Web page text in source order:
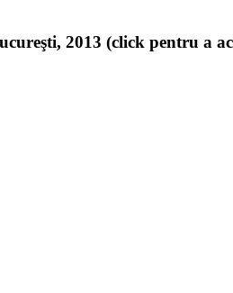
2013 (click pentru a